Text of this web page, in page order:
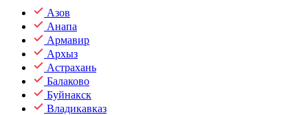
Азов
Анапа
Армавир
Архыз
Астрахань
Балаково
Буйнакск
Владикавказ